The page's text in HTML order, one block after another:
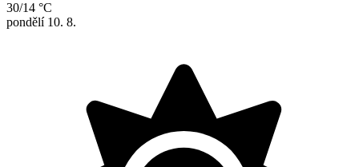
30/14 °C
pondělí 10. 8.